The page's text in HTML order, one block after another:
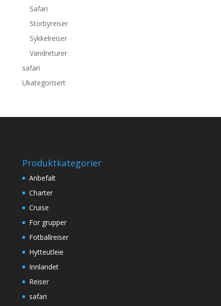
Safari
Storbyreiser
Sykkelreiser
Vandreturer
safari
Ukategorisert
Produktkategorier
Anbefalt
Charter
Cruise
For grupper
Fotballreiser
Hytteutleie
Innlandet
Reiser
safari